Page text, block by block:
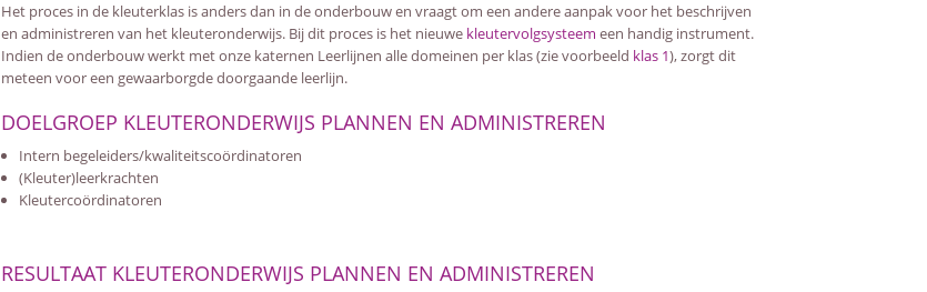
Het proces in de kleuterklas is anders dan in de onderbouw en vraagt om een andere aanpak voor het beschrijven
en administreren van het kleuteronderwijs. Bij dit proces is het nieuwe kleutervolgsysteem een handig instrument.
Indien de onderbouw werkt met onze katernen Leerlijnen alle domeinen per klas (zie voorbeeld klas 1), zorgt dit
meteen voor een gewaarborgde doorgaande leerlijn.
DOELGROEP KLEUTERONDERWIJS PLANNEN EN ADMINISTREREN
Intern begeleiders/kwaliteitscoördinatoren
(Kleuter)leerkrachten
Kleutercoördinatoren
RESULTAAT KLEUTERONDERWIJS PLANNEN EN ADMINISTREREN